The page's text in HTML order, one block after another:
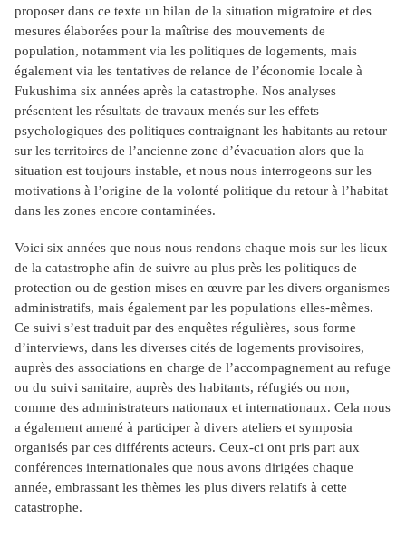
proposer dans ce texte un bilan de la situation migratoire et des
mesures élaborées pour la maîtrise des mouvements de
population, notamment via les politiques de logements, mais
également via les tentatives de relance de l’économie locale à
Fukushima six années après la catastrophe. Nos analyses
présentent les résultats de travaux menés sur les effets
psychologiques des politiques contraignant les habitants au retour
sur les territoires de l’ancienne zone d’évacuation alors que la
situation est toujours instable, et nous nous interrogeons sur les
motivations à l’origine de la volonté politique du retour à l’habitat
dans les zones encore contaminées.
Voici six années que nous nous rendons chaque mois sur les lieux
de la catastrophe afin de suivre au plus près les politiques de
protection ou de gestion mises en œuvre par les divers organismes
administratifs, mais également par les populations elles-mêmes.
Ce suivi s’est traduit par des enquêtes régulières, sous forme
d’interviews, dans les diverses cités de logements provisoires,
auprès des associations en charge de l’accompagnement au refuge
ou du suivi sanitaire, auprès des habitants, réfugiés ou non,
comme des administrateurs nationaux et internationaux. Cela nous
a également amené à participer à divers ateliers et symposia
organisés par ces différents acteurs. Ceux-ci ont pris part aux
conférences internationales que nous avons dirigées chaque
année, embrassant les thèmes les plus divers relatifs à cette
catastrophe.